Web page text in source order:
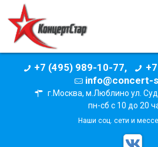
+7 (495) 989-10-77,
info@concert-
г.Москва, м.Люблино ул.
пн-сб с 10 до 20
Наши соц. сети и